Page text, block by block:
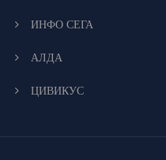
ИНФО СЕГА
АЛДА
ЦИВИКУС